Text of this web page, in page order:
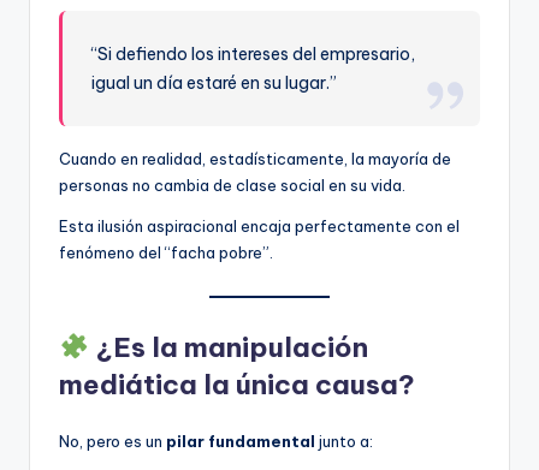
“Si defiendo los intereses del empresario,
igual un día estaré en su lugar.”
Cuando en realidad, estadísticamente, la mayoría de
personas no cambia de clase social en su vida.
Esta ilusión aspiracional encaja perfectamente con el
fenómeno del “facha pobre”.
¿Es la manipulación
mediática la única causa?
No, pero es un pilar fundamental junto a: